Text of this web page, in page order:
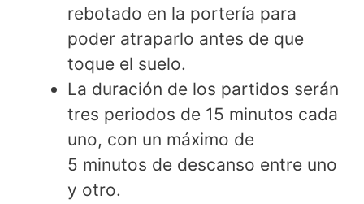
rebotado en la portería para
poder atraparlo antes de que
toque el suelo.
La duración de los partidos serán
tres periodos de 15 minutos cada
uno, con un máximo de
5 minutos de descanso entre uno
y otro.